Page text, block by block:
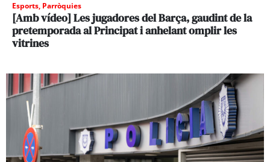
Esports, Parròquies
[Amb vídeo] Les jugadores del Barça, gaudint de la
pretemporada al Principat i anhelant omplir les
vitrines